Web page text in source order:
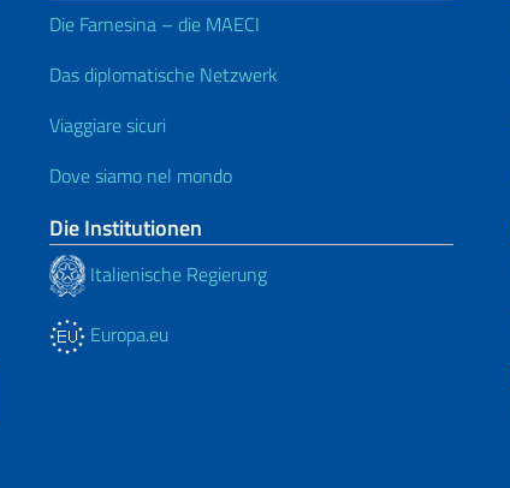
Die Farnesina – die MAECI
Das diplomatische Netzwerk
Viaggiare sicuri
Dove siamo nel mondo
Die Institutionen
Italienische Regierung
Europa.eu